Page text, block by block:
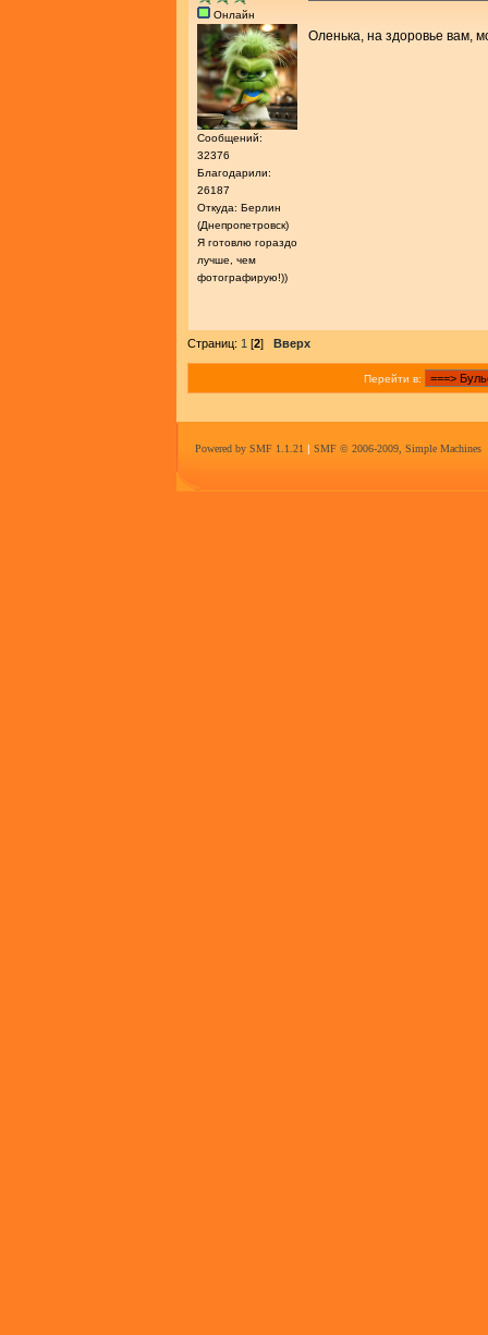
Онлайн
Сообщений:
32376
Благодарили:
26187
Откуда: Берлин
(Днепропетровск)
Я готовлю гораздо
лучше, чем
фотографирую!))
Оленька, на здоровье вам,
Страниц: 1 [2] Вверх
Перейти в:
Powered by SMF 1.1.21 | SMF © 2006-2009, Simple Machines